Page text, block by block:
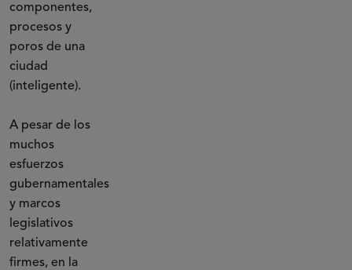
componentes,
procesos y
poros de una
ciudad
(inteligente).
A pesar de los
muchos
esfuerzos
gubernamentales
y marcos
legislativos
relativamente
firmes, en la